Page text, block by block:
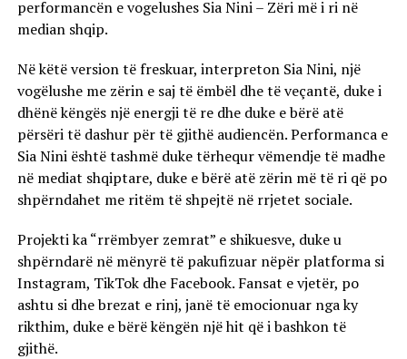
performancën e vogelushes Sia Nini – Zëri më i ri në
median shqip.
Në këtë version të freskuar, interpreton Sia Nini, një
vogëlushe me zërin e saj të ëmbël dhe të veçantë, duke i
dhënë këngës një energji të re dhe duke e bërë atë
përsëri të dashur për të gjithë audiencën. Performanca e
Sia Nini është tashmë duke tërhequr vëmendje të madhe
në mediat shqiptare, duke e bërë atë zërin më të ri që po
shpërndahet me ritëm të shpejtë në rrjetet sociale.
Projekti ka “rrëmbyer zemrat” e shikuesve, duke u
shpërndarë në mënyrë të pakufizuar nëpër platforma si
Instagram, TikTok dhe Facebook. Fansat e vjetër, po
ashtu si dhe brezat e rinj, janë të emocionuar nga ky
rikthim, duke e bërë këngën një hit që i bashkon të
gjithë.